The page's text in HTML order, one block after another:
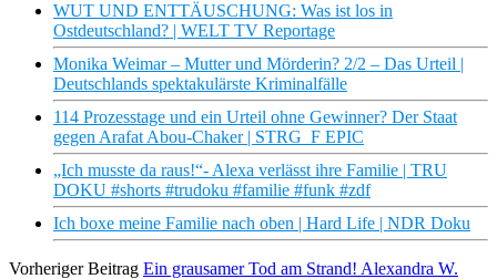
WUT UND ENTTÄUSCHUNG: Was ist los in
Ostdeutschland? | WELT TV Reportage
Monika Weimar – Mutter und Mörderin? 2/2 – Das Urteil |
Deutschlands spektakulärste Kriminalfälle
114 Prozesstage und ein Urteil ohne Gewinner? Der Staat
gegen Arafat Abou-Chaker | STRG_F EPIC
„Ich musste da raus!“- Alexa verlässt ihre Familie | TRU
DOKU #shorts #trudoku #familie #funk #zdf
Ich boxe meine Familie nach oben | Hard Life | NDR Doku
Vorheriger Beitrag Ein grausamer Tod am Strand! Alexandra W.